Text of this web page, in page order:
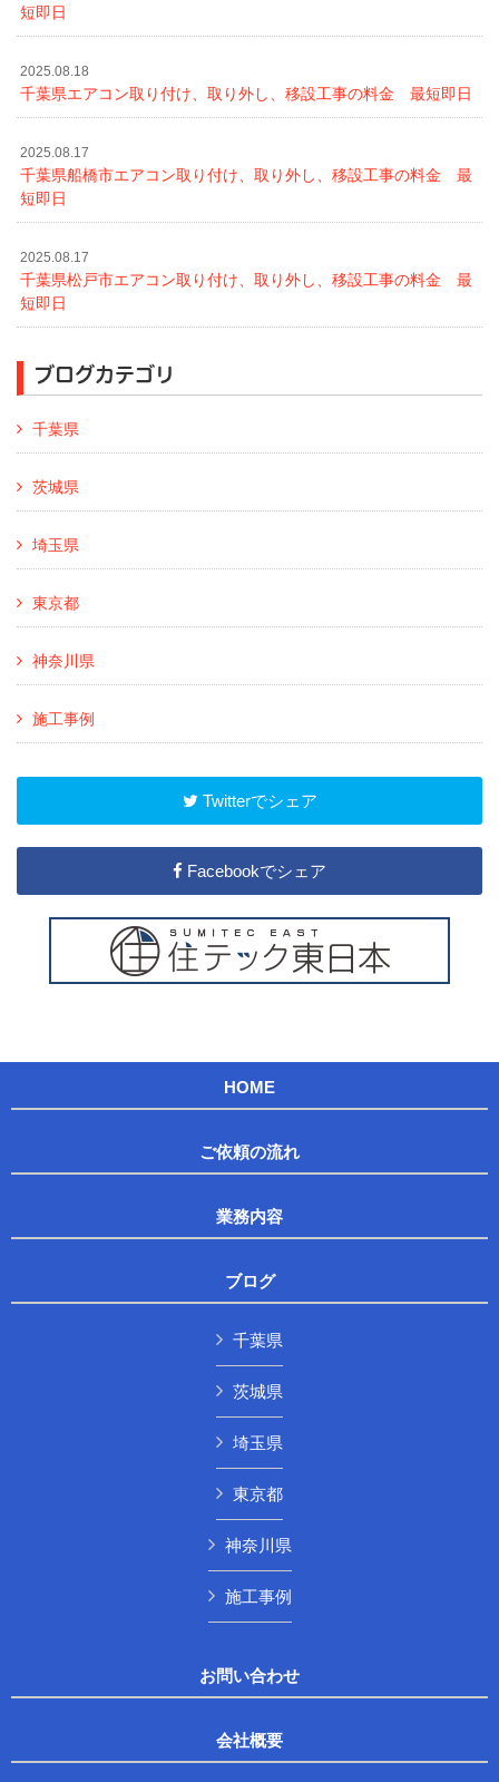
短即日
2025.08.18
千葉県エアコン取り付け、取り外し、移設工事の料金 最短即日
2025.08.17
千葉県船橋市エアコン取り付け、取り外し、移設工事の料金 最
短即日
2025.08.17
千葉県松戸市エアコン取り付け、取り外し、移設工事の料金 最
短即日
ブログカテゴリ
千葉県
茨城県
埼玉県
東京都
神奈川県
施工事例
Twitterでシェア
Facebookでシェア
HOME
ご依頼の流れ
業務内容
ブログ
千葉県
茨城県
埼玉県
東京都
神奈川県
施工事例
お問い合わせ
会社概要